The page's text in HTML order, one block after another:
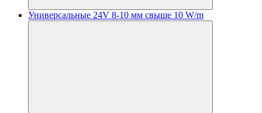
Универсальные 24V 8-10 мм свыше 10 W/m